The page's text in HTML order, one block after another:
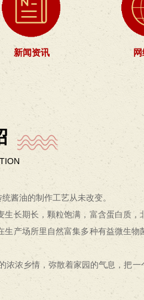
酱油的制作工艺从未改变。
长期长，颗粒饱满，富含蛋白质
产场所里自然富集多种有益微生
浓乡情，弥散着家园的气息，把一
新闻资讯